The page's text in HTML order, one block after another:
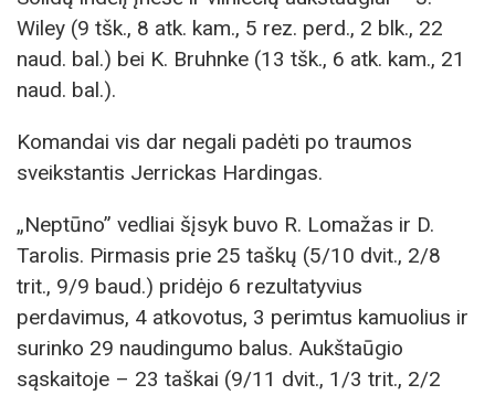
Wiley (9 tšk., 8 atk. kam., 5 rez. perd., 2 blk., 22
naud. bal.) bei K. Bruhnke (13 tšk., 6 atk. kam., 21
naud. bal.).
Komandai vis dar negali padėti po traumos
sveikstantis Jerrickas Hardingas.
„Neptūno” vedliai šįsyk buvo R. Lomažas ir D.
Tarolis. Pirmasis prie 25 taškų (5/10 dvit., 2/8
trit., 9/9 baud.) pridėjo 6 rezultatyvius
perdavimus, 4 atkovotus, 3 perimtus kamuolius ir
surinko 29 naudingumo balus. Aukštaūgio
sąskaitoje – 23 taškai (9/11 dvit., 1/3 trit., 2/2